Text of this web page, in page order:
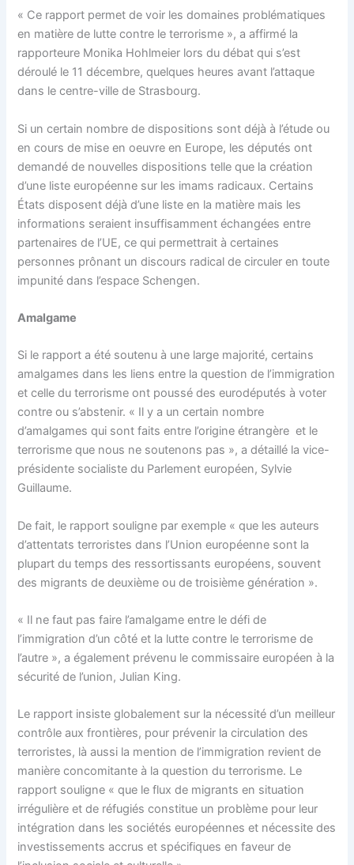
« Ce rapport permet de voir les domaines problématiques
en matière de lutte contre le terrorisme », a affirmé la
rapporteure Monika Hohlmeier lors du débat qui s’est
déroulé le 11 décembre, quelques heures avant l’attaque
dans le centre-ville de Strasbourg.
Si un certain nombre de dispositions sont déjà à l’étude ou
en cours de mise en oeuvre en Europe, les députés ont
demandé de nouvelles dispositions telle que la création
d’une liste européenne sur les imams radicaux. Certains
États disposent déjà d’une liste en la matière mais les
informations seraient insuffisamment échangées entre
partenaires de l’UE, ce qui permettrait à certaines
personnes prônant un discours radical de circuler en toute
impunité dans l’espace Schengen.
Amalgame
Si le rapport a été soutenu à une large majorité, certains
amalgames dans les liens entre la question de l’immigration
et celle du terrorisme ont poussé des eurodéputés à voter
contre ou s’abstenir. « Il y a un certain nombre
d’amalgames qui sont faits entre l’origine étrangère et le
terrorisme que nous ne soutenons pas », a détaillé la vice-
présidente socialiste du Parlement européen, Sylvie
Guillaume.
De fait, le rapport souligne par exemple « que les auteurs
d’attentats terroristes dans l’Union européenne sont la
plupart du temps des ressortissants européens, souvent
des migrants de deuxième ou de troisième génération ».
« Il ne faut pas faire l’amalgame entre le défi de
l’immigration d’un côté et la lutte contre le terrorisme de
l’autre », a également prévenu le commissaire européen à la
sécurité de l’union, Julian King.
Le rapport insiste globalement sur la nécessité d’un meilleur
contrôle aux frontières, pour prévenir la circulation des
terroristes, là aussi la mention de l’immigration revient de
manière concomitante à la question du terrorisme. Le
rapport souligne « que le flux de migrants en situation
irrégulière et de réfugiés constitue un problème pour leur
intégration dans les sociétés européennes et nécessite des
investissements accrus et spécifiques en faveur de